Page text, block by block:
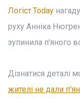
Логіст.Today
руху Анніка
зупинила п'яного
Дізнатися деталі
жителі не дали